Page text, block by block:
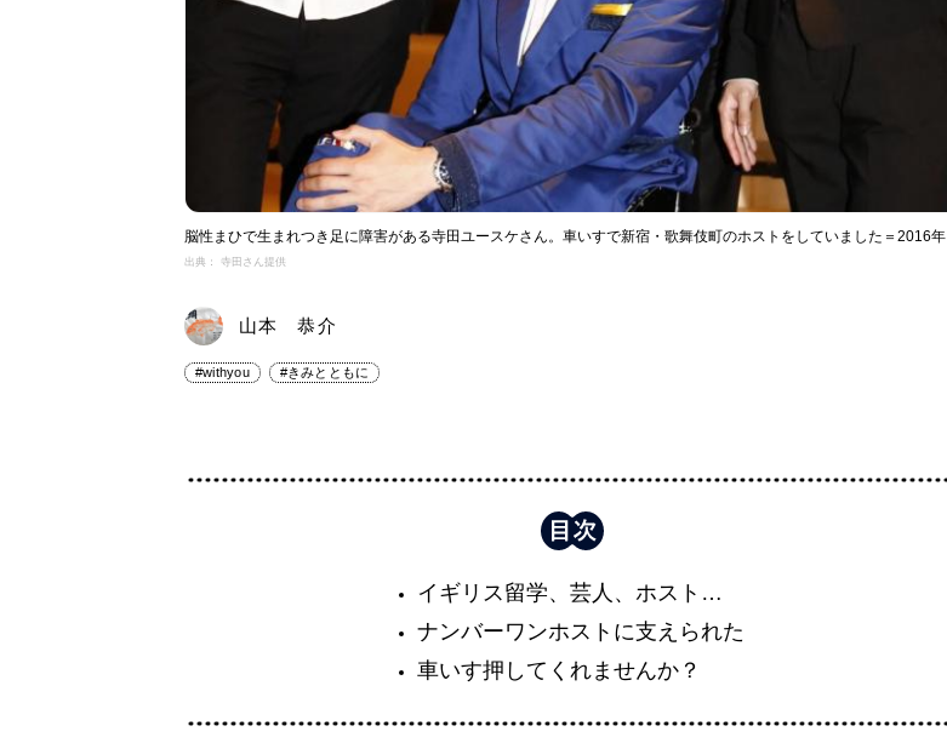
脳性まひで生まれつき足に障害がある寺田ユースケさん。車いすで新宿・歌舞伎町のホストをしていました＝2016年
出典： 寺田さん提供
山本 恭介
#withyou #きみとともに
イギリス留学、芸人、ホスト…
ナンバーワンホストに支えられた
車いす押してくれませんか？